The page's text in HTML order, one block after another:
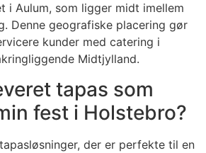
i Aulum, som ligger midt imellem
Denne geografiske placering gør
kunder med catering i
Midtjylland.
tapas som
fest i Holstebro?
der er perfekte til en